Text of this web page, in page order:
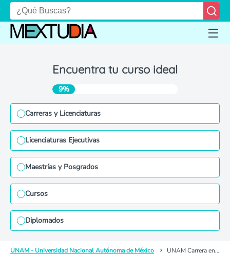
Encuentra tu curso ideal
9%
Carreras y Licenciaturas
Licenciaturas Ejecutivas
Maestrías y Posgrados
Cursos
Diplomados
UNAM - Universidad Nacional Autónoma de México UNAM Carrera en Ingeniería Mecánica Eléctrica